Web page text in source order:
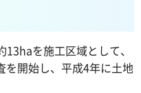
を施工区域として、
を開始し、平成4年に土地